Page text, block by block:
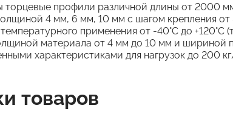
торцевые профили различной длины от 2000
4 мм, 6 мм, 10 мм с шагом крепления
применения от -40°C до
материала от 4 мм до 10 мм и
характеристиками для нагрузок до
товаров